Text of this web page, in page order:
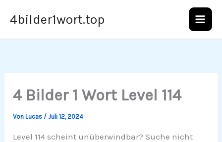
Inhalt
4bilder1wort.top
4 Bilder 1 Wort Level 114
VonLucas /Juli 12, 2024
Level 114 scheint unüberwindbar? Suche nicht